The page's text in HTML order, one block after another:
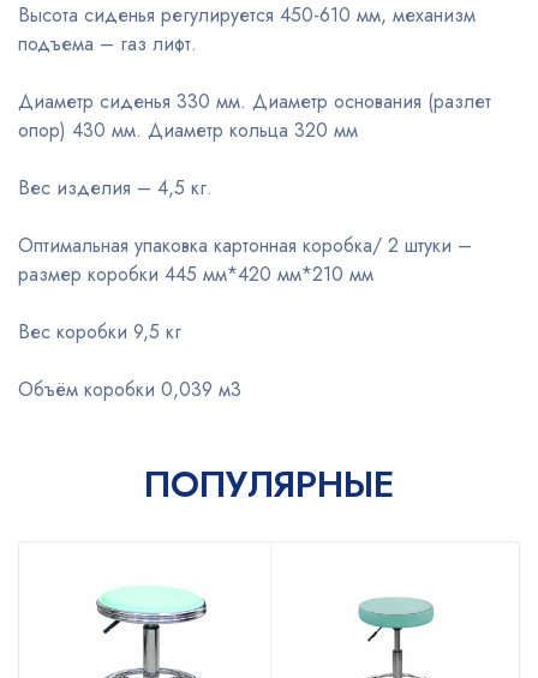
Высота сиденья регулируется 450-610 мм, механизм
подъема – газ лифт.
Диаметр сиденья 330 мм. Диаметр основания (разлет
опор) 430 мм. Диаметр кольца 320 мм
Вес изделия – 4,5 кг.
Оптимальная упаковка картонная коробка/ 2 штуки –
размер коробки 445 мм*420 мм*210 мм
Вес коробки 9,5 кг
Объём коробки 0,039 м3
ПОПУЛЯРНЫЕ